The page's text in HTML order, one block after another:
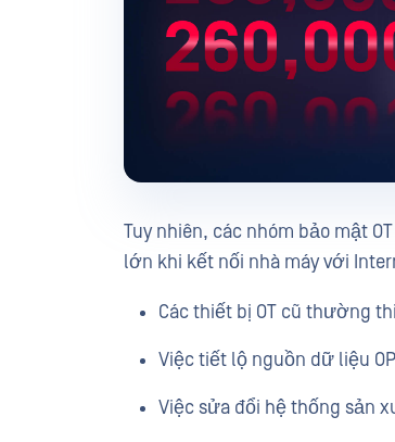
Tuy nhiên, các nhóm bảo mật
lớn khi kết nối nhà máy với
Các thiết bị OT cũ thường
Việc tiết lộ nguồn dữ liệu
Việc sửa đổi hệ thống sản